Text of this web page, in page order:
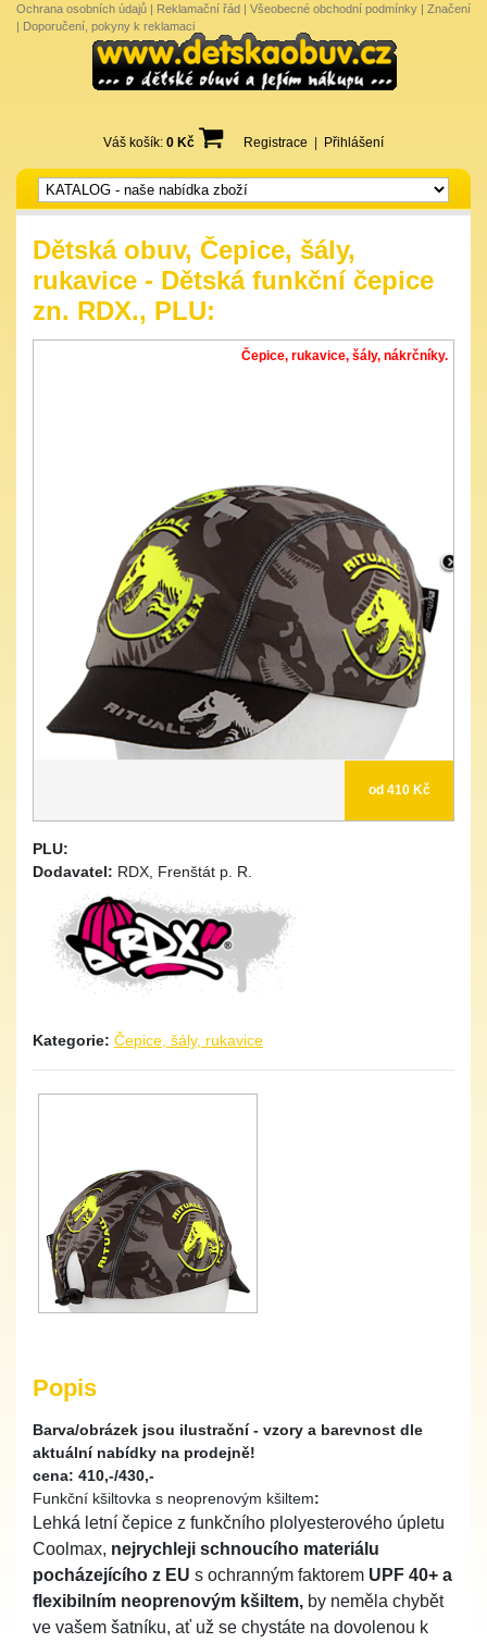
Ochrana osobních údajů | Reklamační řád | Všeobecné obchodní podmínky | Značení
| Doporučení, pokyny k reklamaci
Váš košík: 0 Kč Registrace Přihlášení
Dětská obuv, Čepice, šály,
rukavice - Dětská funkční čepice
zn. RDX., PLU:
Čepice, rukavice, šály, nákrčníky.
od 410 Kč
PLU:
Dodavatel: RDX, Frenštát p. R.
Kategorie: Čepice, šály, rukavice
Popis
Barva/obrázek jsou ilustrační - vzory a barevnost dle
aktuální nabídky na prodejně!
cena: 410,-/430,-
Funkční kšiltovka s neoprenovým kšiltem:
Lehká letní čepice z funkčního plolyesterového úpletu
Coolmax, nejrychleji schnoucího materiálu
pocházejícího z EU s ochranným faktorem UPF 40+ a
flexibilním neoprenovým kšiltem, by neměla chybět
ve vašem šatníku, ať už se chystáte na dovolenou k